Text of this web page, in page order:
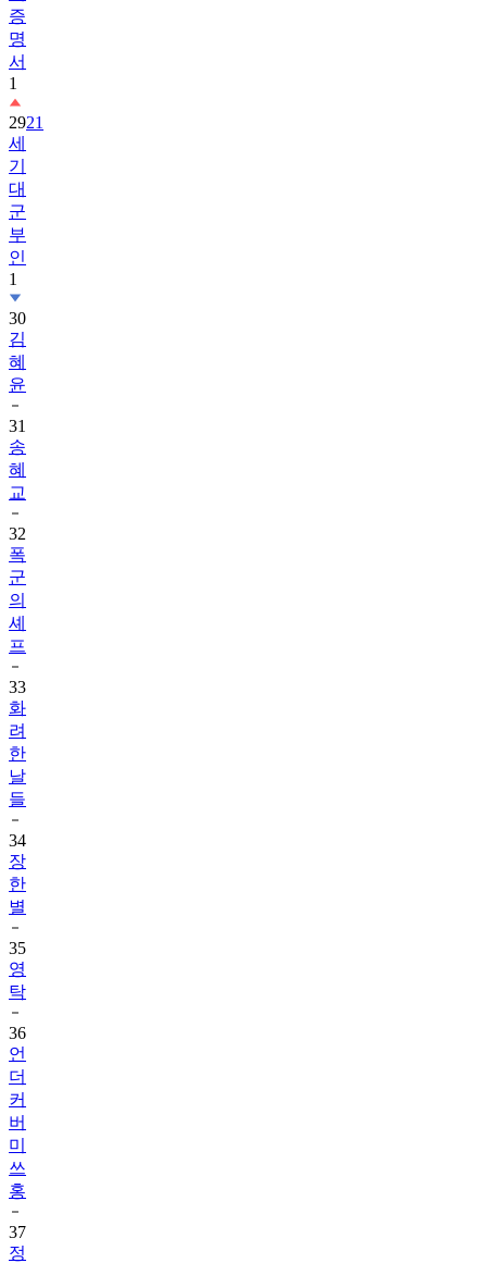
증
명
서
1
2921
세
기
대
군
부
인
1
30
김
혜
윤
31
송
혜
교
32
폭
군
의
셰
프
33
화
려
한
날
들
34
장
한
별
35
영
탁
36
언
더
커
버
미
쓰
홍
37
정